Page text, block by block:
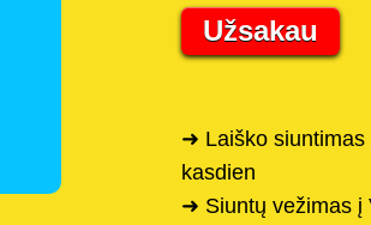
Užsakau
➜ Laiško siuntimas
kasdien
➜ Siuntų vežimas į